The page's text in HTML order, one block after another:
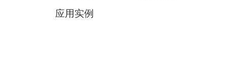
应用实例